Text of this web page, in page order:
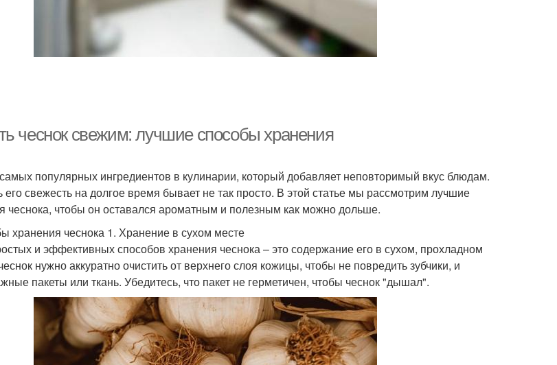
чеснок свежим: лучшие способы хранения
популярных ингредиентов в кулинарии, который добавляет неповторимый вкус блюдам.
его свежесть на долгое время бывает не так просто. В этой статье мы рассмотрим лучшие
чеснока, чтобы он оставался ароматным и полезным как можно дольше.
хранения чеснока 1. Хранение в сухом месте
и эффективных способов хранения чеснока – это содержание его в сухом, прохладном
нужно аккуратно очистить от верхнего слоя кожицы, чтобы не повредить зубчики, и
пакеты или ткань. Убедитесь, что пакет не герметичен, чтобы чеснок "дышал".